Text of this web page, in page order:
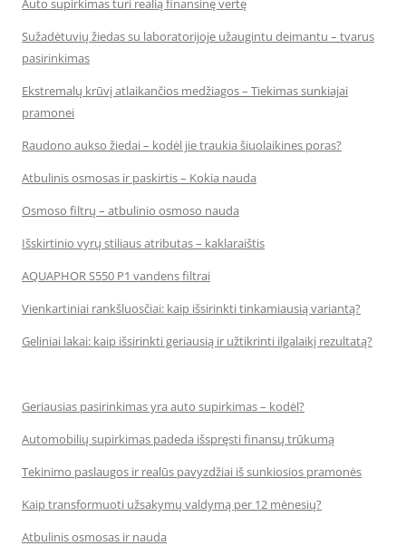
Auto supirkimas turi realią finansinę vertę
Sužadėtuvių žiedas su laboratorijoje užaugintu deimantu – tvarus
pasirinkimas
Ekstremalų krūvį atlaikančios medžiagos – Tiekimas sunkiajai
pramonei
Raudono aukso žiedai – kodėl jie traukia šiuolaikines poras?
Atbulinis osmosas ir paskirtis – Kokia nauda
Osmoso filtrų – atbulinio osmoso nauda
Išskirtinio vyrų stiliaus atributas – kaklaraištis
AQUAPHOR S550 P1 vandens filtrai
Vienkartiniai rankšluosčiai: kaip išsirinkti tinkamiausią variantą?
Geliniai lakai: kaip išsirinkti geriausią ir užtikrinti ilgalaikį rezultatą?
Geriausias pasirinkimas yra auto supirkimas – kodėl?
Automobilių supirkimas padeda išspręsti finansų trūkumą
Tekinimo paslaugos ir realūs pavyzdžiai iš sunkiosios pramonės
Kaip transformuoti užsakymų valdymą per 12 mėnesių?
Atbulinis osmosas ir nauda